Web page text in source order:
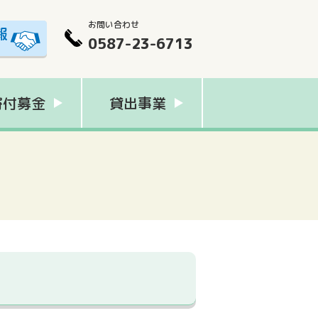
お問い合わせ
0587-23-6713
募金 貸出事業